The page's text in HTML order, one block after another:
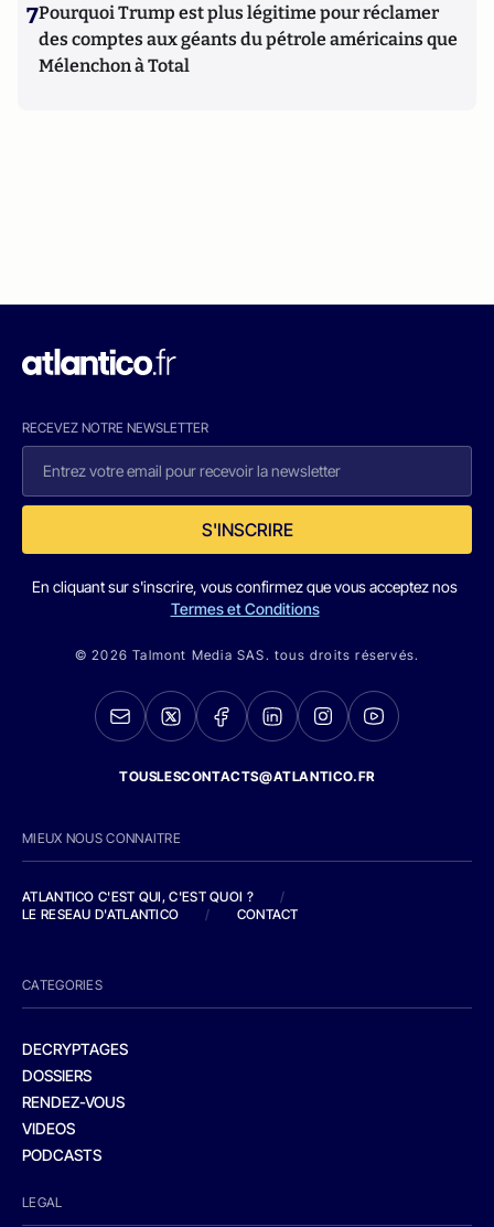
7Pourquoi Trump est plus légitime pour réclamer
des comptes aux géants du pétrole américains que
Mélenchon à Total
RECEVEZ NOTRE NEWSLETTER
S'INSCRIRE
En cliquant sur s'inscrire, vous confirmez que vous acceptez nos
Termes et Conditions
© 2026 Talmont Media SAS. tous droits réservés.
TOUSLESCONTACTS@ATLANTICO.FR
MIEUX NOUS CONNAITRE
ATLANTICO C'EST QUI, C'EST QUOI ?
/
LE RESEAU D'ATLANTICO
/ CONTACT
CATEGORIES
DECRYPTAGES
DOSSIERS
RENDEZ-VOUS
VIDEOS
PODCASTS
LEGAL